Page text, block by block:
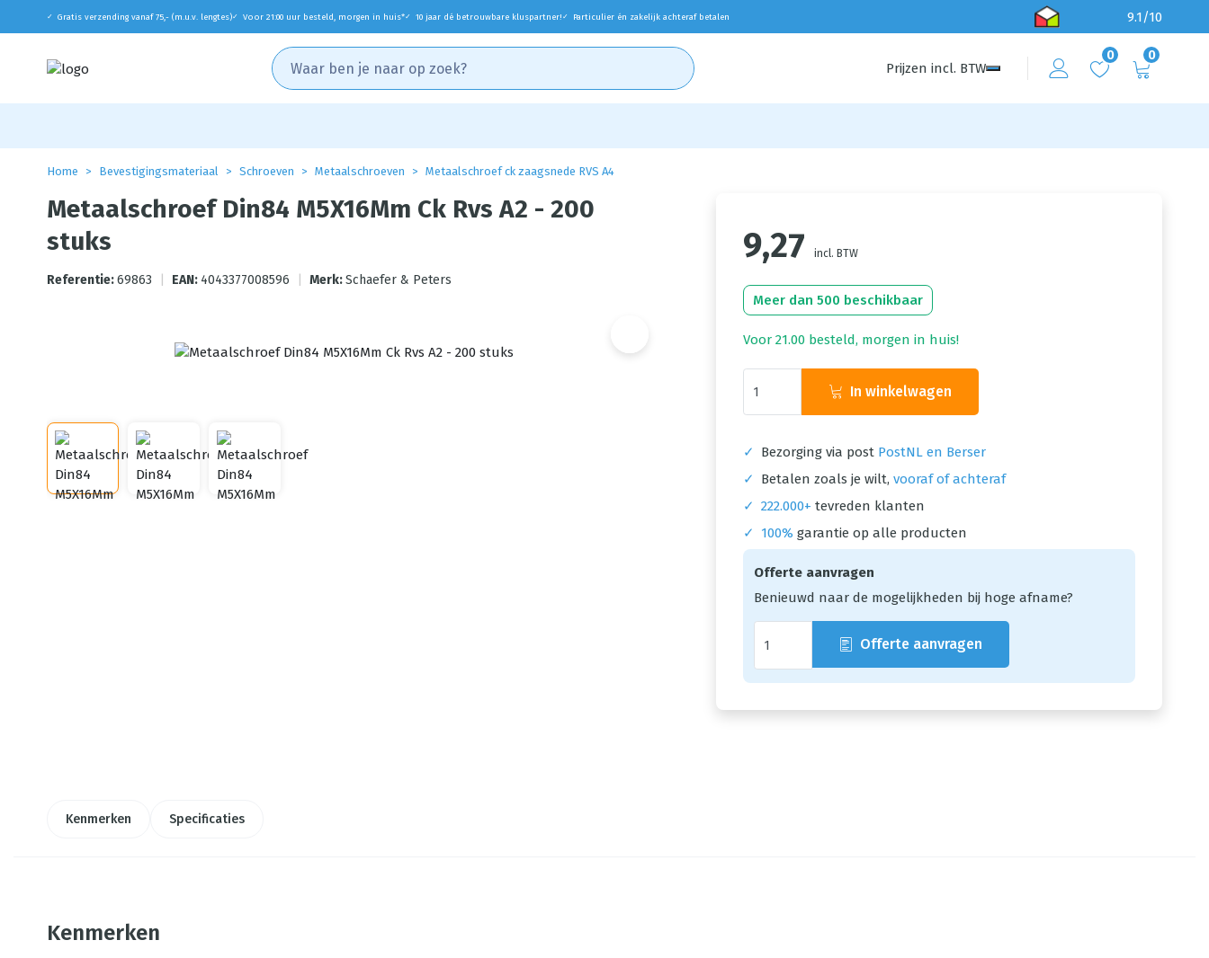
✓ Gratis verzending vanaf 75,- (m.u.v. lengtes)✓ Voor 21:00 uur besteld, morgen in huis*✓ 10 jaar dé betrouwbare kluspartner! ✓ Particulier én zakelijk achteraf betalen 9.1/10
Prijzen incl. BTW
0 0
Home Bevestigingsmateriaal Schroeven Metaalschroeven Metaalschroef ck zaagsnede RVS A4
Metaalschroef Din84 M5X16Mm Ck Rvs A2 - 200
stuks
Referentie:69863 EAN: 4043377008596 Merk:Schaefer & Peters
9,27 incl. BTW
Meer dan 500 beschikbaar
Voor 21.00 besteld, morgen in huis!
In winkelwagen
✓ Bezorging via post PostNL en Berser
✓
Betalen zoals je wilt, vooraf of achteraf
✓ 222.000+ tevreden klanten
✓
100% garantie op alle producten
Offerte aanvragen
Benieuwd naar de mogelijkheden bij hoge afname?
Offerte aanvragen
Kenmerken Specificaties
Kenmerken